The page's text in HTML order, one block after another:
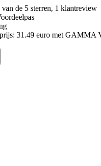
de 5 sterren, 1 klantreview
31.49 euro met GAMMA